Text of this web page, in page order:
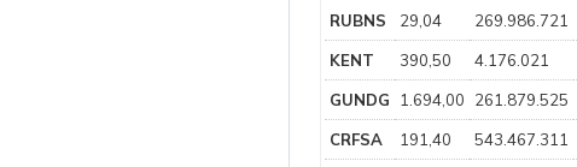
RUBNS 29,04 269.986.721
KENT 390,50 4.176.021
GUNDG 1.694,00 261.879.525
CRFSA 191,40 543.467.311